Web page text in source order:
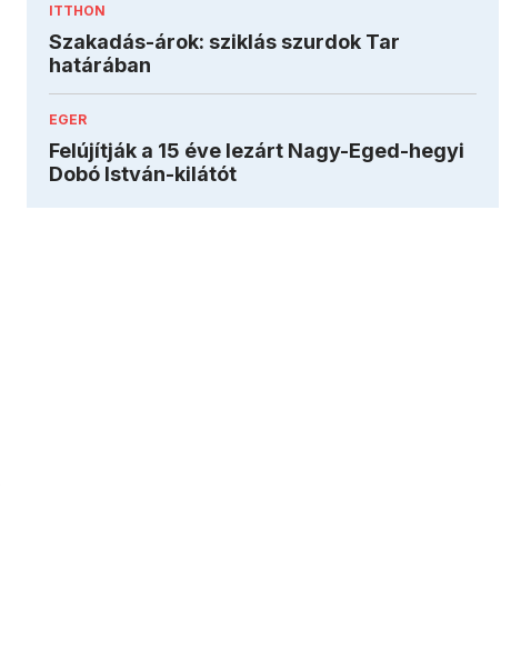
ITTHON
Szakadás-árok: sziklás szurdok Tar
határában
EGER
Felújítják a 15 éve lezárt Nagy-Eged-hegyi
Dobó István-kilátót